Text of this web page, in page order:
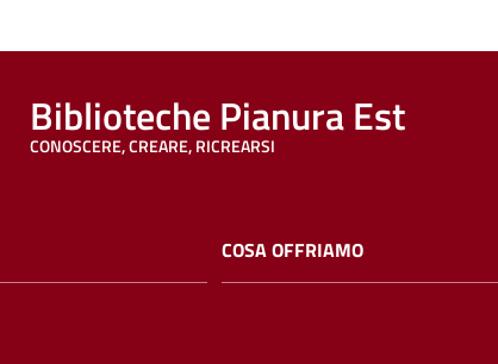
Biblioteche Pianura Est
CONOSCERE, CREARE, RICREARSI
COSA OFFRIAMO